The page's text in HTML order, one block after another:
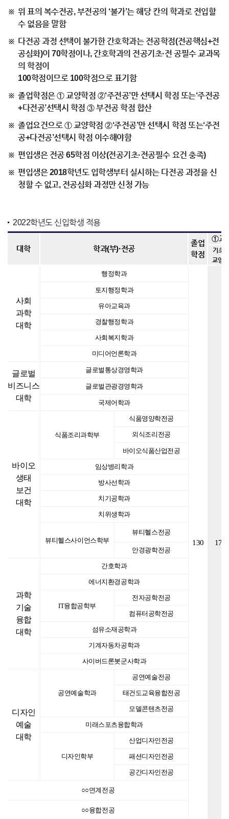
위 표의 복수전공, 부전공의 ‘불가’는 해당 칸의 학과로 전입할
수 없음을 말함
다전공 과정 선택이 불가한 간호학과는 전공학점(전공핵심+전
공심화)이 70학점이나, 간호학과의 전공기초·전 공필수 교과목
의 학점이
100학점이므로 100학점으로 표기함
졸업학점은 ① 교양학점 ②‘주전공’만 선택시 학점 또는‘주전공
+다전공’선택시 학점 ③ 부전공 학점 합산
졸업요건으로 ① 교양학점 ②‘주전공’만 선택시 학점 또는‘주전
공+다전공’선택시 학점 이수해야함
편입생은 전공 65학점 이상(전공기초·전공필수 요건 충족)
편입생은 2018학년도 입학생부터 실시하는 다전공 과정을 신
청할 수 없고, 전공심화 과정만 신청 가능
2022학년도 신입학생 적용
대학 학과(부)·전공
졸업
학점
①교
기초
교양
사회
과학
대학
행정학과
130 17
토지행정학과
유아교육과
경찰행정학과
사회복지학과
미디어언론학과
글로벌
비즈니스
대학
글로벌통상경영학과
글로벌관광경영학과
국제어학과
바이오
생태
보건
대학
식품조리과학부
식품영양학전공
외식조리전공
바이오식품산업전공
임상병리학과
방사선학과
치기공학과
치위생학과
뷰티헬스사이언스학부
뷰티헬스전공
안경광학전공
과학
기술
융합
대학
간호학과
에너지환경공학과
IT융합공학부
전자공학전공
컴퓨터공학전공
섬유소재공학과
기계자동차공학과
사이버드론봇군사학과
디자인
예술
대학
공연예술학과
공연예술전공
태건도교육융합전공
모델콘텐츠전공
미래스포츠융합학과
디자인학부
산업디자인전공
패션디자인전공
공간디자인전공
○○연계전공
○○융합전공